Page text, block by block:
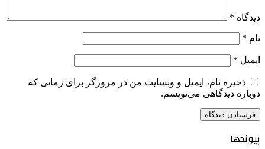
دیدگاه *
نام *
ایمیل *
ذخیره نام، ایمیل و وبسایت من در مرورگر برای زمانی که
دوباره دیدگاهی می‌نویسم.
پیوندها